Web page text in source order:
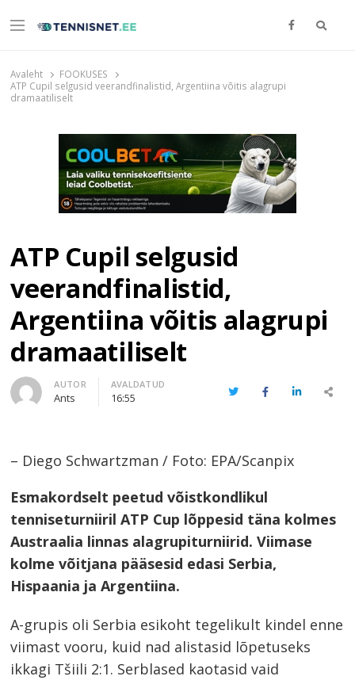
Menu Otsi
Avaleht
FOOKUSES
ATP Cupil selgusid veerandfinalistid, Argentiina võitis alagrupi
dramaatiliselt
ATP Cupil selgusid
veerandfinalistid,
Argentiina võitis alagrupi
dramaatiliselt
Author
AUTOR
Ants
AVALDATUD
16:55 TwitterFacebookLinkedInShare
– Diego Schwartzman / Foto: EPA/Scanpix
Esmakordselt peetud võistkondlikul
tenniseturniiril ATP Cup lõppesid täna kolmes
Austraalia linnas alagrupiturniirid. Viimase
kolme võitjana pääsesid edasi Serbia,
Hispaania ja Argentiina.
A-grupis oli Serbia esikoht tegelikult kindel enne
viimast vooru, kuid nad alistasid lõpetuseks
ikkagi Tšiili 2:1. Serblased kaotasid vaid